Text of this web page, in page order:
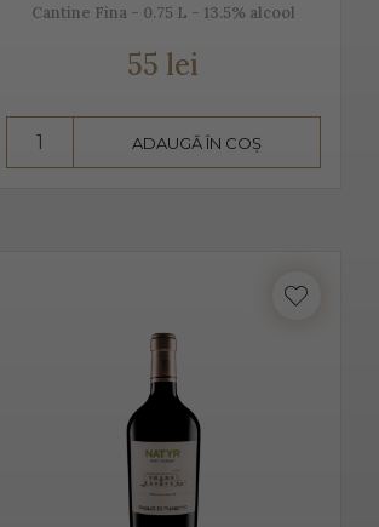
diferă datorită modului de
deosebit, dar și un proces de
Unii producători, mai
Peste 50% din producția de
sunt peste 150 de producători.
sub această denumire.
Cantine Fina - 0.75 L - 13.5% alcool
55 lei
ADAUGĂ ÎN COȘ